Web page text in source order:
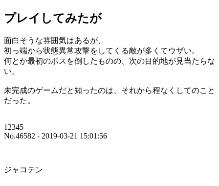
プレイしてみたが
面白そうな雰囲気はあるが、
初っ端から状態異常攻撃をしてくる敵が多くてウザい。
何とか最初のボスを倒したものの、次の目的地が見当たらな
い。
未完成のゲームだと知ったのは、それから程なくしてのこと
だった。
12345
No.46582 - 2019-03-21 15:01:56
ジャコテン